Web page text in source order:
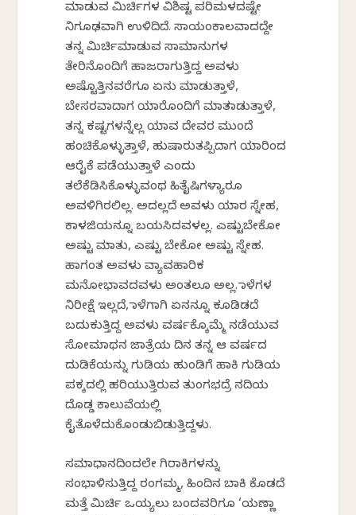
ಮಾಡುವ ಮಿರ್ಚಿಗಳ ವಿಶಿಷ್ಟ ಪರಿಮಳದಷ್ಟೇ
ನಿಗೂಢವಾಗಿ ಉಳಿದಿದೆ. ಸಾಯಂಕಾಲವಾದದ್ದೇ
ತನ್ನ ಮಿರ್ಚಿಮಾಡುವ ಸಾಮಾನುಗಳ
ತೇರಿನೊಂದಿಗೆ ಹಾಜರಾಗುತ್ತಿದ್ದ ಅವಳು
ಅಷ್ಟೊತ್ತಿನವರೆಗೂ ಏನು ಮಾಡುತ್ತಾಳೆ,
ಬೇಸರವಾದಾಗ ಯಾರೊಂದಿಗೆ ಮಾತನಾಡುತ್ತಾಳೆ,
ತನ್ನ ಕಷ್ಟಗಳನ್ನೆಲ್ಲ ಯಾವ ದೇವರ ಮುಂದೆ
ಹಂಚಿಕೊಳ್ಳುತ್ತಾಳೆ, ಹುಷಾರುತಪ್ಪಿದಾಗ ಯಾರಿಂದ
ಆರೈಕೆ ಪಡೆಯುತ್ತಾಳೆ ಎಂದು
ತಲೆಕೆಡಿಸಿಕೊಳ್ಳುವಂಥ ಹಿತೈಷಿಗಳ್ಯಾರೂ
ಅವಳಿಗಿರಲಿಲ್ಲ. ಅದಲ್ಲದೆ ಅವಳು ಯಾರ ಸ್ನೇಹ,
ಕಾಳಜಿಯನ್ನೂ ಬಯಸಿದವಳಲ್ಲ. ಎಷ್ಟುಬೇಕೋ
ಅಷ್ಟು ಮಾತು, ಎಷ್ಟು ಬೇಕೋ ಅಷ್ಟು ಸ್ನೇಹ.
ಹಾಗಂತ ಅವಳು ವ್ಯಾವಹಾರಿಕ
ಮನೋಭಾವದವಳು ಅಂತಲೂ ಅಲ್ಲ. ನಾಳೆಗಳ
ನಿರೀಕ್ಷೆ ಇಲ್ಲದೆ, ನಾಳೆಗಾಗಿ ಏನನ್ನೂ ಕೂಡಿಡದೆ
ಬದುಕುತ್ತಿದ್ದ ಅವಳು ವರ್ಷಕ್ಕೊಮ್ಮೆ ನಡೆಯುವ
ಸೋಮನಾಥನ ಜಾತ್ರೆಯ ದಿನ ತನ್ನ ಆ ವರ್ಷದ
ದುಡಿಕೆಯನ್ನು ಗುಡಿಯ ಹುಂಡಿಗೆ ಹಾಕಿ ಗುಡಿಯ
ಪಕ್ಕದಲ್ಲಿ ಹರಿಯುತ್ತಿರುವ ತುಂಗಭದ್ರೆ ನದಿಯ
ದೊಡ್ಡ ಕಾಲುವೆಯಲ್ಲಿ
ಕೈತೊಳೆದುಕೊಂಡುಬಿಡುತ್ತಿದ್ದಳು.
ಸಮಾಧಾನದಿಂದಲೇ ಗಿರಾಕಿಗಳನ್ನು
ಸಂಭಾಳಿಸುತ್ತಿದ್ದ ರಂಗಮ್ಮ, ಹಿಂದಿನ ಬಾಕಿ ಕೊಡದೆ
ಮತ್ತೆ ಮಿರ್ಚಿ ಒಯ್ಯಲು ಬಂದವರಿಗೂ ‘ಯಣ್ಣಾ